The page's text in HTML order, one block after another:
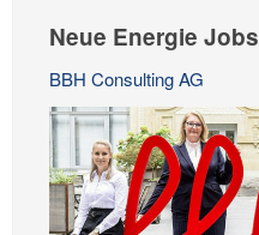
Neue Energie Jobs
BBH Consulting AG